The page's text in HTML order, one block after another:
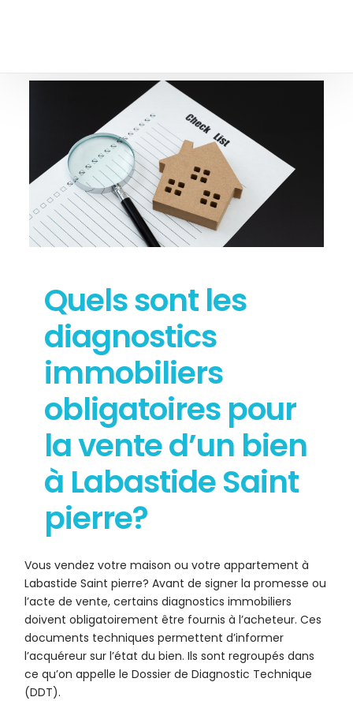
Quels sont les
diagnostics
immobiliers
obligatoires pour
la vente d’un bien
à Labastide Saint
pierre?
Vous vendez votre maison ou votre appartement à
Labastide Saint pierre? Avant de signer la promesse ou
l’acte de vente, certains diagnostics immobiliers
doivent obligatoirement être fournis à l’acheteur. Ces
documents techniques permettent d’informer
l’acquéreur sur l’état du bien. Ils sont regroupés dans
ce qu’on appelle le Dossier de Diagnostic Technique
(DDT).